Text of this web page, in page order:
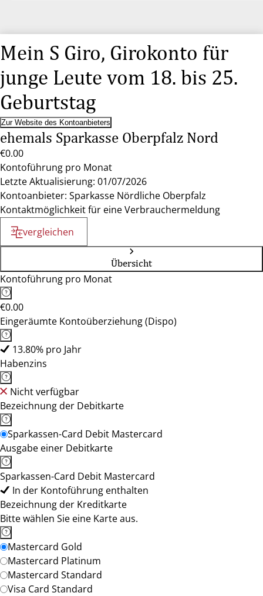
Mein S Giro, Girokonto für
junge Leute vom 18. bis 25.
Geburtstag
Zur Website des Kontoanbieters
ehemals Sparkasse Oberpfalz Nord
€0.00
Kontoführung pro Monat
Letzte Aktualisierung: 01/07/2026
Kontoanbieter: Sparkasse Nördliche Oberpfalz
Kontaktmöglichkeit für eine Verbrauchermeldung
vergleichen
Übersicht
Kontoführung pro Monat
€0.00
Eingeräumte Kontoüberziehung (Dispo)
13.80% pro Jahr
Habenzins
Nicht verfügbar
Bezeichnung der Debitkarte
Sparkassen-Card Debit Mastercard
Ausgabe einer Debitkarte
Sparkassen-Card Debit Mastercard
In der Kontoführung enthalten
Bezeichnung der Kreditkarte
Bitte wählen Sie eine Karte aus.
Mastercard Gold
Mastercard Platinum
Mastercard Standard
Visa Card Standard